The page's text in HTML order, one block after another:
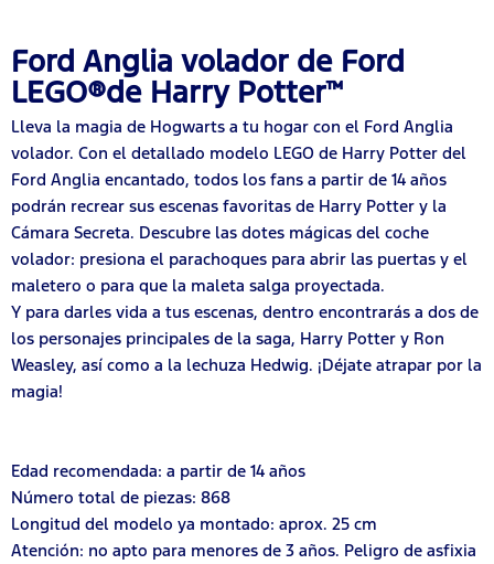
Ford Anglia volador de Ford
LEGO®de Harry Potter™
Lleva la magia de Hogwarts a tu hogar con el Ford Anglia
volador. Con el detallado modelo LEGO de Harry Potter del
Ford Anglia encantado, todos los fans a partir de 14 años
podrán recrear sus escenas favoritas de Harry Potter y la
Cámara Secreta. Descubre las dotes mágicas del coche
volador: presiona el parachoques para abrir las puertas y el
maletero o para que la maleta salga proyectada.
Y para darles vida a tus escenas, dentro encontrarás a dos de
los personajes principales de la saga, Harry Potter y Ron
Weasley, así como a la lechuza Hedwig. ¡Déjate atrapar por la
magia!
Edad recomendada: a partir de 14 años
Número total de piezas: 868
Longitud del modelo ya montado: aprox. 25 cm
Atención: no apto para menores de 3 años. Peligro de asfixia